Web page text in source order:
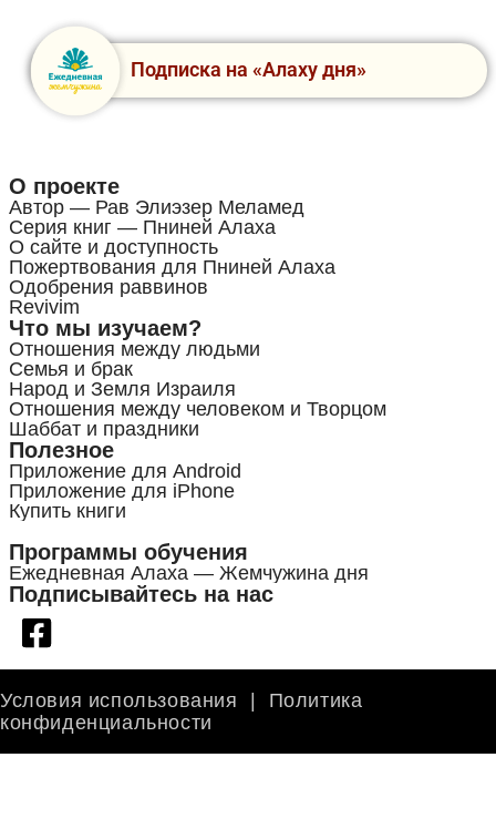
Подписка на «Алаху дня»
О проекте
Автор — Рав Элиэзер Меламед
Серия книг — Пниней Алаха
О сайте и доступность
Пожертвования для Пниней Алаха
Одобрения раввинов
Revivim
Что мы изучаем?
Отношения между людьми
Семья и брак
Народ и Земля Израиля
Отношения между человеком и Творцом
Шаббат и праздники
Полезное
Приложение для Android
Приложение для iPhone
Купить книги
Программы обучения
Ежедневная Алаха — Жемчужина дня
Подписывайтесь на нас
Условия использования | Политика
конфиденциальности